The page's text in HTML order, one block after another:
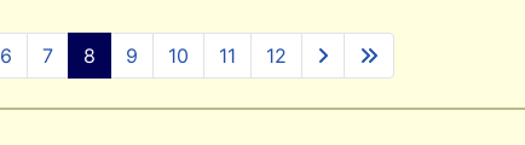
6 7 8 9 10 11 12